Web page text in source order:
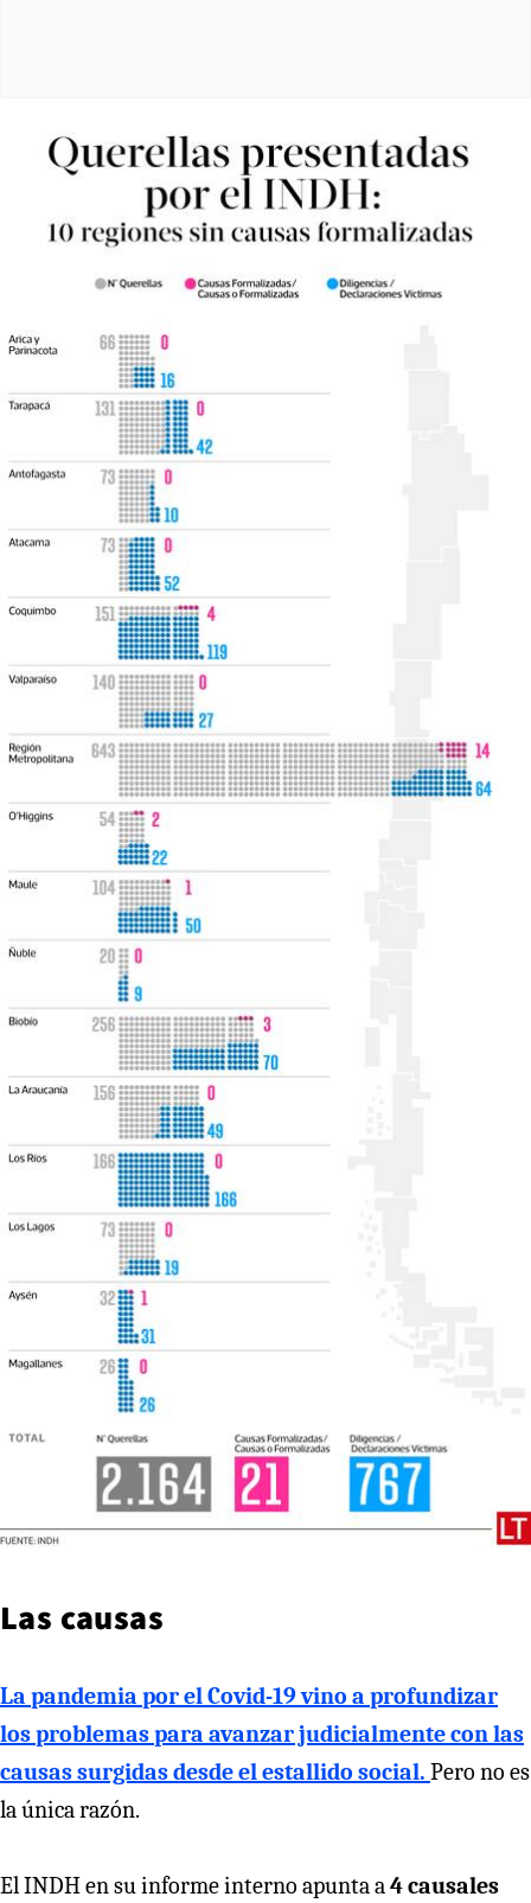
Las causas
La pandemia por el Covid-19 vino a profundizar
los problemas para avanzar judicialmente con las
causas surgidas desde el estallido social. Pero no es
la única razón.
El INDH en su informe interno apunta a4 causales